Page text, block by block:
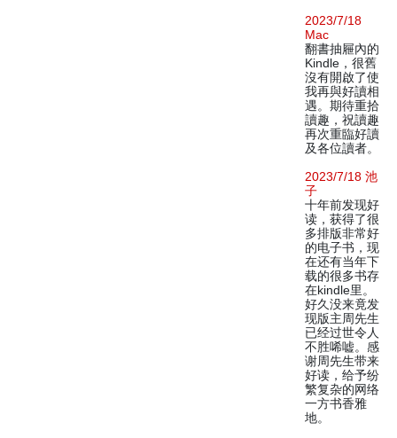
2023/7/18
Mac
翻書抽屜內的
Kindle，很舊
沒有開啟了使
我再與好讀相
遇。期待重拾
讀趣，祝讀趣
再次重臨好讀
及各位讀者。
2023/7/18 池
子
十年前发现好
读，获得了很
多排版非常好
的电子书，现
在还有当年下
载的很多书存
在kindle里。
好久没来竟发
现版主周先生
已经过世令人
不胜唏嘘。感
谢周先生带来
好读，给予纷
繁复杂的网络
一方书香雅
地。